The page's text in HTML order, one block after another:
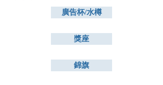
廣告杯/水樽
獎座
錦旗